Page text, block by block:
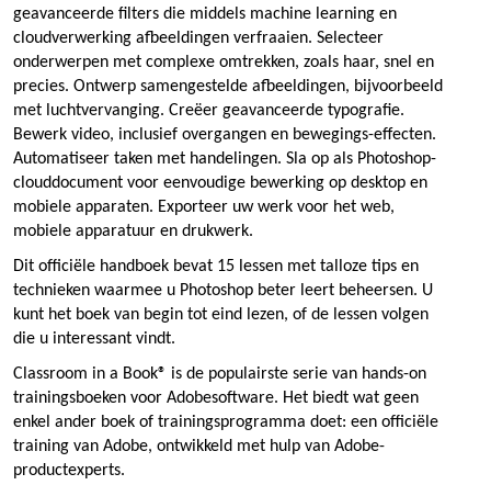
geavanceerde filters die middels machine learning en
cloudverwerking afbeeldingen verfraaien. Selecteer
onderwerpen met complexe omtrekken, zoals haar, snel en
precies. Ontwerp samengestelde afbeeldingen, bijvoorbeeld
met luchtvervanging. Creëer geavanceerde typografie.
Bewerk video, inclusief overgangen en bewegings-effecten.
Automatiseer taken met handelingen. Sla op als Photoshop-
clouddocument voor eenvoudige bewerking op desktop en
mobiele apparaten. Exporteer uw werk voor het web,
mobiele apparatuur en drukwerk.
Dit officiële handboek bevat 15 lessen met talloze tips en
technieken waarmee u Photoshop beter leert beheersen. U
kunt het boek van begin tot eind lezen, of de lessen volgen
die u interessant vindt.
Classroom in a Book® is de populairste serie van hands-on
trainingsboeken voor Adobesoftware. Het biedt wat geen
enkel ander boek of trainingsprogramma doet: een officiële
training van Adobe, ontwikkeld met hulp van Adobe-
productexperts.